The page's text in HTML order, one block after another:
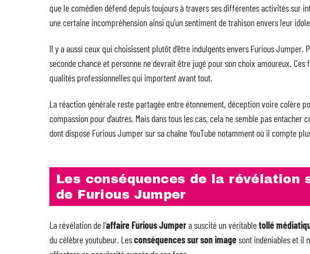
que le comédien défend depuis toujours à travers ses différentes activités sur
une certaine incompréhension ainsi qu’un sentiment de trahison envers leur
Il y a aussi ceux qui choisissent plutôt d’être indulgents envers Furious Jumper.
seconde chance et personne ne devrait être jugé pour son choix amoureux.
qualités professionnelles qui importent avant tout.
La réaction générale reste partagée entre étonnement, déception voire colère
compassion pour d’autres. Mais dans tous les cas, cela ne semble pas
dont dispose Furious Jumper sur sa chaîne YouTube notamment où il compte
Les conséquences de la révélation
de Furious Jumper
La révélation de l’affaire Furious Jumpera suscité un véritabletollé
du célèbre youtubeur. Lesconséquences sur son imagesont indéniables et il